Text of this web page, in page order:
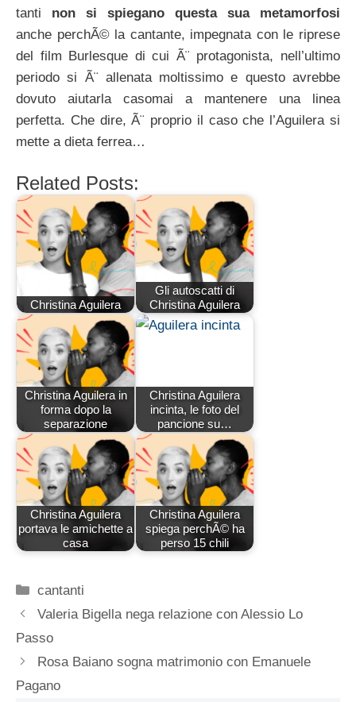
tanti non si spiegano questa sua metamorfosi
anche perchÃ© la cantante, impegnata con le riprese
del film Burlesque di cui Ã¨ protagonista, nell’ultimo
periodo si Ã¨ allenata moltissimo e questo avrebbe
dovuto aiutarla casomai a mantenere una linea
perfetta. Che dire, Ã¨ proprio il caso che l’Aguilera si
mette a dieta ferrea…
Related Posts:
Christina Aguilera
Gli autoscatti di
Christina Aguilera
Christina Aguilera in
forma dopo la
separazione
Christina Aguilera
incinta, le foto del
pancione su…
Christina Aguilera
portava le amichette a
casa
Christina Aguilera
spiega perchÃ© ha
perso 15 chili
Categorie
cantanti
Valeria Bigella nega relazione con Alessio Lo
Passo
Rosa Baiano sogna matrimonio con Emanuele
Pagano